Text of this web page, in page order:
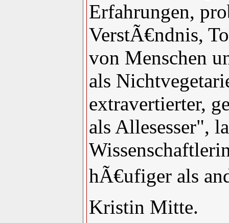
Erfahrungen,
VerstÃ€ndnis,
von Menschen
als
extravertierter,
als Allesesser",
hÃ€ufiger als
Kristin Mitte.